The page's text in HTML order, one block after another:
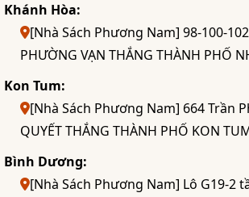
Khánh Hòa:
[Nhà Sách Phương Nam] 98-100-
PHƯỜNG VẠN THẮNG THÀNH PHỐ
Kon Tum:
[Nhà Sách Phương Nam] 664 Trần
QUYẾT THẮNG THÀNH PHỐ KON
Bình Dương:
[Nhà Sách Phương Nam] Lô G19-2